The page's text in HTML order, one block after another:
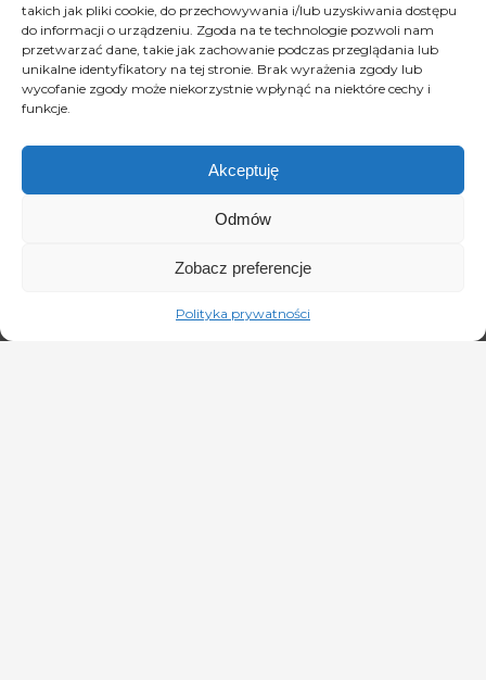
takich jak pliki cookie, do przechowywania i/lub uzyskiwania dostępu
do informacji o urządzeniu. Zgoda na te technologie pozwoli nam
przetwarzać dane, takie jak zachowanie podczas przeglądania lub
unikalne identyfikatory na tej stronie. Brak wyrażenia zgody lub
wycofanie zgody może niekorzystnie wpłynąć na niektóre cechy i
funkcje.
Akceptuję
Odmów
Zobacz preferencje
Polityka prywatności
ROBERT JANOWSKI
Koncerty, Recitale
Prowadzenie Imprez